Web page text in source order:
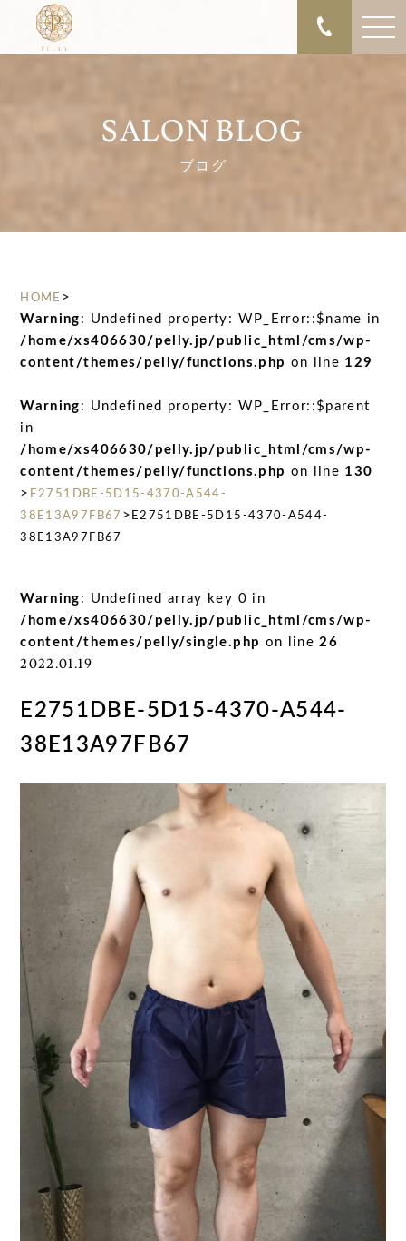
SALON BLOG
ブログ
HOME >
Warning : Undefined property: WP_Error::$name in
/home/xs406630/pelly.jp/public_html/cms/wp-
content/themes/pelly/functions.php on line 129
Warning : Undefined property: WP_Error::$parent
in
/home/xs406630/pelly.jp/public_html/cms/wp-
content/themes/pelly/functions.php on line 130
> E2751DBE-5D15-4370-A544-
38E13A97FB67 > E2751DBE-5D15-4370-A544-
38E13A97FB67
Warning : Undefined array key 0 in
/home/xs406630/pelly.jp/public_html/cms/wp-
content/themes/pelly/single.php on line26
2022.01.19
E2751DBE-5D15-4370-A544-
38E13A97FB67